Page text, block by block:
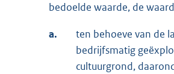
bedoelde waarde, de
a.
ten behoeve van de
bedrijfsmatig
cultuurgrond,